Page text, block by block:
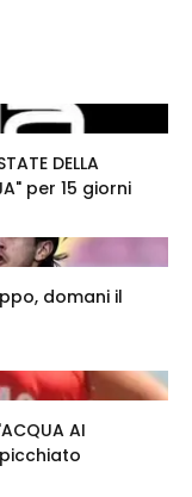
DELLA
per 15 giorni
domani il
AI